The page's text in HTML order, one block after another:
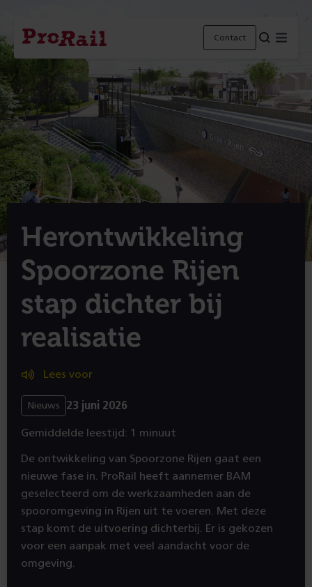
Navigatie
Homepage
ProRail
Contact
Herontwikkeling
Spoorzone Rijen
stap dichter bij
realisatie
Lees voor
Nieuws 23 juni 2026
Gemiddelde leestijd: 1 minuut
De ontwikkeling van Spoorzone Rijen gaat een
nieuwe fase in. ProRail heeft aannemer BAM
geselecteerd om de werkzaamheden aan de
spooromgeving in Rijen uit te voeren. Met deze
stap komt de uitvoering dichterbij. Er is gekozen
voor een aanpak met veel aandacht voor de
omgeving.